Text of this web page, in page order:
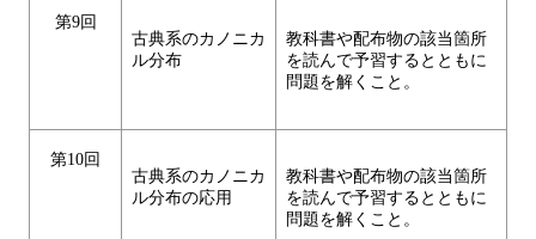
第9回
古典系のカノニカ
ル分布
教科書や配布物の該当箇所
を読んで予習するとともに
問題を解くこと。
第10回
古典系のカノニカ
ル分布の応用
教科書や配布物の該当箇所
を読んで予習するとともに
問題を解くこと。